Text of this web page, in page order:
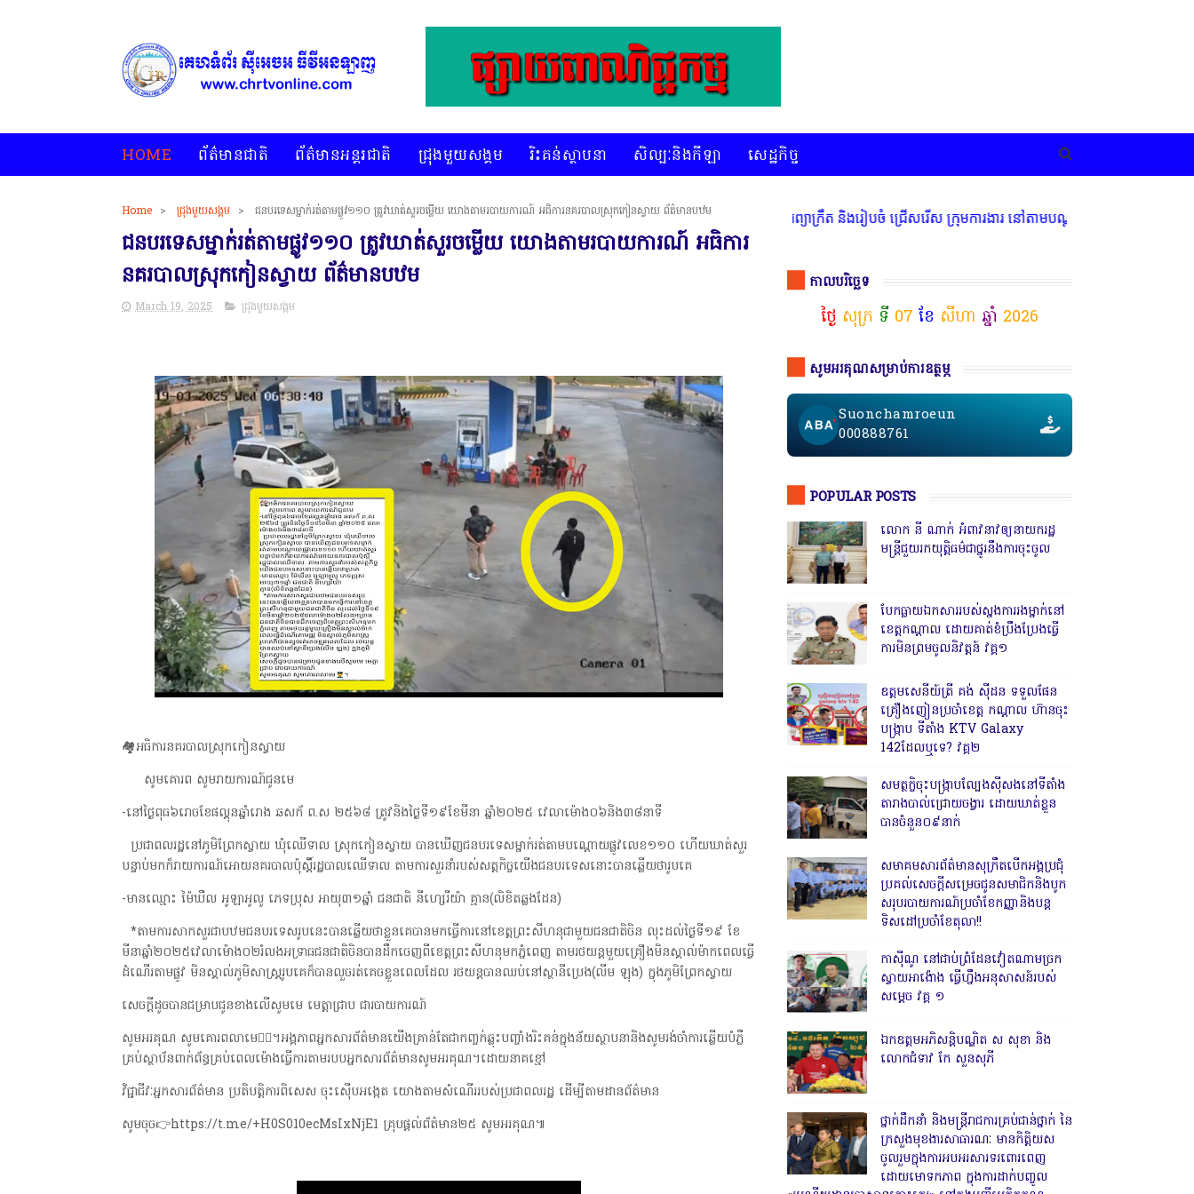
HOME ព័ត៌មានជាតិ ព័ត៌មានអន្តរជាតិ ជ្រុងមួយសង្គម រិះគន់ស្ថាបនា សិល្បៈនិងកីឡា សេដ្ឋកិច្ច
Home > ជ្រុងមួយសង្គម > ជនបរទេសម្នាក់រត់តាមផ្លូវ១១០ ត្រូវឃាត់សួរចម្លើយ យោងតាមរបាយការណ៍ អធិការនគរបាលស្រុកកៀនស្វាយ ព័ត៌មានបឋម
ជនបរទេសម្នាក់រត់តាមផ្លូវ១១០ ត្រូវឃាត់សួរចម្លើយ យោងតាមរបាយការណ៍ អធិការ
នគរបាលស្រុកកៀនស្វាយ ព័ត៌មានបឋម
March 19, 2025 ជ្រុងមួយសង្គម
🏘️អធិការនគរបាលស្រុកកៀនស្វាយ
សូមគោរព សូមរាយការណ៍ជូនមេ
-នៅថ្ងៃពុធ៦រោចខែផល្គុនឆ្នាំរោង ឆសក័ ព.ស ២៥៦៨ ត្រូវនិងថ្ងៃទី១៩ខែមីនា ឆ្នាំ២០២៥ វេលាម៉ោង០៦និង៣៨នាទី
ប្រជាពលរដ្ឋនៅភូមិព្រែកស្វាយ ឃុំឈើទាល ស្រុកកៀនស្វាយ បានឃើញជនបរទេសម្នាក់រត់តាមបណ្តោយផ្លូវលេខ១១០ ហើយឃាត់សួរ
បន្ទាប់មកក៏រាយការណ៍អោយនគរបាលប៉ុស្តិ៍រដ្ឋបាលឈើទាល តាមការសួរនាំរបស់សត្តកិច្ចយើងជនបរទេសនោះបានឆ្លើយថារូបគេ
-មានឈ្មោះ ម៉ៃឃឺល អូឡាអូលូ ភេទប្រុស អាយុ៣១ឆ្នាំ ជនជាតិ នីហ្សេរីយ៉ា គ្មាន(លិខិតឆ្លងដែន)
*តាមការសាកសួរជាបឋមជនបរទេសរូបនេះបានឆ្លើយថាខ្លួនគេបានមកធ្វើការនៅខេត្តព្រះសីហនុជាមួយជនជាតិចិន លុះដល់ថ្ងៃទី១៩ ខែ
មីនាឆ្នាំ២០២៥វេលាម៉ោង០២រំលងអទ្រាធជនជាតិចិនបានដឹកចេញពីខេត្តព្រះសីហនុមកភ្នំពេញ តាមរថយន្តមួយគ្រឿងមិនស្គាល់ម៉ាកពេលធ្វើ
ដំណើរតាមផ្លូវ មិនស្គាល់ភូមិសាស្ត្ររូបគេក៏បានលួចរត់គេចខ្លួនពេលដែល រថយន្តបានឈប់នៅស្ថានីប្រេង(លីម ឡុង) ក្នុងភូមិព្រែកស្វាយ
សេចក្តីដូចបានជម្រាបជូនខាងលើសូមមេ មេត្តាជ្រាប ជារបាយការណ៍
សូមអរគុណ សូមគោរពលាមេ👮‍♂️។អង្គភាពអ្នកសារព័ត៌មានយើងគ្រាន់តែជាកញ្ចក់ឆ្លុះបញ្ចាំងរិះគន់ក្នុងន័យស្ថាបនានិងសូមរង់ចាំការឆ្លើយបំភ្លឺ
គ្រប់ស្ថាប័នពាក់ព័ន្ធគ្រប់ពេលម៉ោងធ្វើការតាមរបបអ្នកសារព័ត៌មានសូមអរគុណ។ដោយនាគខ្មៅ
វិជ្ជាជីវៈអ្នកសារព័ត៌មាន ប្រតិបត្តិការពិសេស ចុះស៊ើបអង្កេត យោងតាមសំណើររបស់ប្រជាពលរដ្ឋ ដើម្បីតាមដានព័ត៌មាន
សូមចុច👉https://t.me/+H0S010ecMsIxNjE1 គ្រុបផ្តល់ព័ត៌មាន២៥ សូមអរគុណ៕
* គេហទំព័រ ស៊ីអេចអធីវីអនឡាញ ជាព័ត៌មានពិត រហ័ស អព្យាក្រឹត និងរៀបចំ ជ្រើសរើស ក្រុមការងារ នៅតាមបណ្តាលរាជធានី ខេត្ត មានចំណាប់អា
កាលបរិច្ឆេទ
ថ្ងៃ សុក្រ ទី 07 ខែ សីហា ឆ្នាំ 2026
សូមអរគុណសម្រាប់ការឧត្ថម្ភ
Suonchamroeun
000888761
POPULAR POSTS
លោក នី ណាក់ អំពាវនាវឲ្យនាយករដ្ឋ
មន្ត្រីជួយរកយុត្តិធម៌ជាថ្នូរនឹងការចុះចូល
បែកធ្លាយឯកសាររបស់ស្នងការរងម្នាក់នៅ
ខេត្តកណ្ដាល ដោយគាត់ខំប្រឹងប្រែងធ្វើ
ការមិនព្រមចូលនិវត្តន៍ វគ្គ១
ឧត្តមសេនីយ៍ត្រី គង់ ស៊ីដន ទទួលផែន
គ្រឿងញៀនប្រចាំខេត្ត កណ្តាល ហ៊ានចុះ
បង្ក្រាប ទីតាំង KTV Galaxy
142ដែលឬទេ? វគ្គ២
សមត្ថកិ្ចចុះបង្ក្រាបល្បែងស៊ីសងនៅទីតាំង
តារាងបាល់ជ្រោយចង្វារ ដោយឃាត់ខ្លួន
បានចំនួន០៩នាក់
សមាគមសារព័ត៌មានសុក្រឹតបើកអង្គប្រជុំ
ប្រគល់សេចក្តីសម្រេចជូនសមាជិកនិងបូក
សរុបរបាយការណ៍ប្រចាំខែកញ្ញានិងបន្ត
ទិសដៅប្រចាំខែតុលា!!
កាសុីណូ នៅជាប់ព្រំដែនវៀតណាមច្រក
ស្វាយអាង៉ោង ធ្វើហ្នឹងអនុសាសន៍របស់
សម្ដេច វគ្គ ១
ឯកឧត្តមអភិសន្តិបណ្ឌិត ស សុខា និង
លោកជំទាវ កែ សួនសុភី
ថ្នាក់ដឹកនាំ និងមន្ត្រីរាជការគ្រប់ជាន់ថ្នាក់ នៃ
ក្រសួងមុខងារសាធារណៈ មានកិត្តិយស
ចូលរួមក្នុងការអបអរសារទរពោរពេញ
ដោយមោទកភាព ក្នុងការដាក់បញ្ចូល